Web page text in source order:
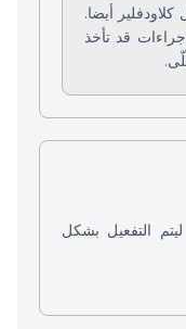
أيضا.
قد تأخذ
وانتظر 24 ساعه ليتم التفعيل بشكل